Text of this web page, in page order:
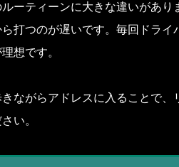
ーティーンに大きな違いがあり
打つのが遅いです。毎回ドライ
想です。
ながらアドレスに入ることで、
い。